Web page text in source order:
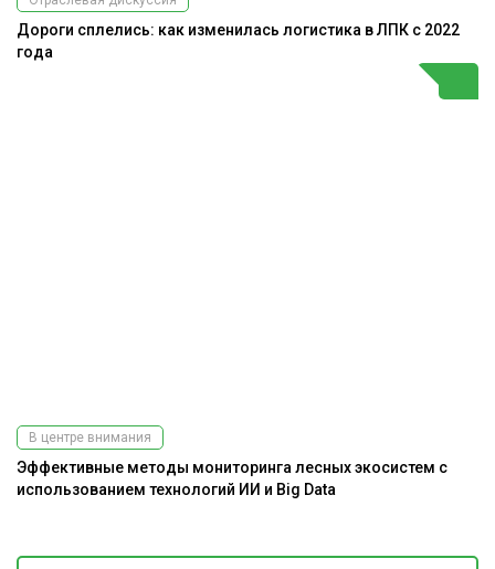
Дороги сплелись: как изменилась логистика в ЛПК с 2022
года
В центре внимания
Эффективные методы мониторинга лесных экосистем с
использованием технологий ИИ и Big Data